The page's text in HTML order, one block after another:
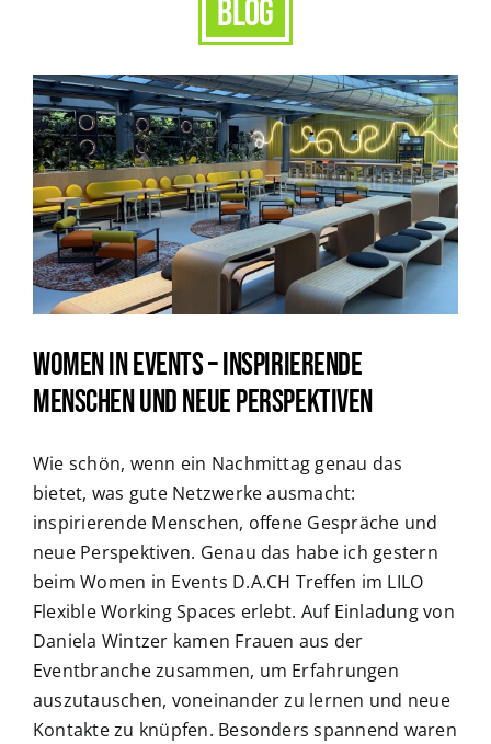
blog
Women in Events – Inspirierende
Menschen und neue Perspektiven
Wie schön, wenn ein Nachmittag genau das
bietet, was gute Netzwerke ausmacht:
inspirierende Menschen, offene Gespräche und
neue Perspektiven. Genau das habe ich gestern
beim Women in Events D.A.CH Treffen im LILO
Flexible Working Spaces erlebt. Auf Einladung von
Daniela Wintzer kamen Frauen aus der
Eventbranche zusammen, um Erfahrungen
auszutauschen, voneinander zu lernen und neue
Kontakte zu knüpfen. Besonders spannend waren